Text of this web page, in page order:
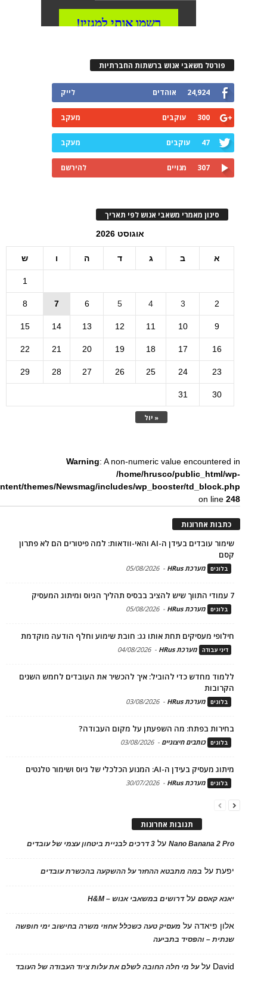
פורטל משאבי אנוש ברשתות החברתיות
24,924 אוהדים לייק
300 עוקבים מעקב
47 עוקבים מעקב
307 מנויים להירשם
סינון מאמרי משאבי אנוש לפי תאריך
אוגוסט 2026
א ב ג ד ה ו ש
« יול
1
2
3
4
5
6
7
8
9
10
11
12
13
14
15
16
17
18
19
20
21
22
23
24
25
26
27
28
29
30
31
Warning: A non-numeric value encountered in
/home/hrusco/public_html/wp-
themes/Newsmag/includes/wp_booster/td_block.php
on line248
כתבות אחרונות
שימור עובדים בעידן ה-AI והאי-וודאות: למה פיטורים הם לא פתרון
קסם
בלוגים מערכת HRus -
05/08/2026
7 עמודי התווך שיש להציב בבסיס תהליך הגיוס ומיתוג המעסיק
בלוגים מערכת HRus -
05/08/2026
חילופי מעסיקים תחת אותו גג: חובת שימוע וחלף הודעה מוקדמת
דיני עבודה מערכת HRus -
04/08/2026
ללמוד מחדש כדי להוביל: איך להכשיר את העובדים לחמש השנים
הקרובות
בלוגים מערכת HRus -
03/08/2026
בחירות בפתח: מה השפעתן על מקום העבודה?
בלוגים כותבים חיצוניים -
03/08/2026
מיתוג מעסיק בעידן ה-AI: המנוע הכלכלי של גיוס ושימור טלנטים
בלוגים מערכת HRus -
30/07/2026
תגובות אחרונות
Nano Banana 2 Proעל 3 דרכים לבניית ביטחון עצמי של עובדים
יפעתעל במה מתבטא ההחזר על ההשקעה בהכשרת עובדים
יאנא קאסםעלדרושים במשאבי אנוש – H&M
אלון פיאדה על מעסיק טעה כשכלל אחוזי משרה בחישוב ימי חופשה
שנתית – והפסיד בתביעה
David עלעל מי חלה החובה לשלם את עלות ציוד העבודה של העובד